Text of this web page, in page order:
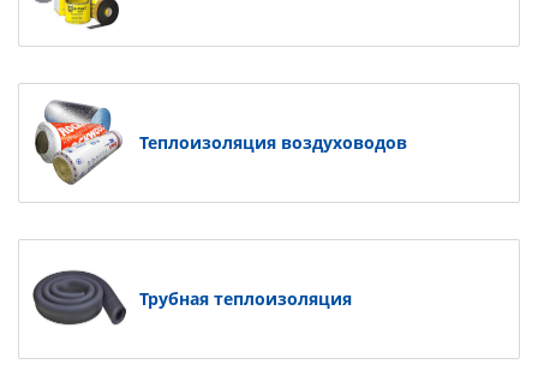
Теплоизоляция воздуховодов
Трубная теплоизоляция